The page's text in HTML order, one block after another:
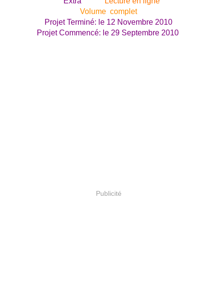
Volume complet
Projet Terminé: le 12 Novembre 2010
Projet Commencé: le 29 Septembre 2010
Publicité